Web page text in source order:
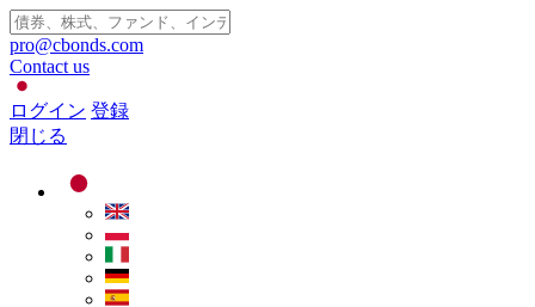
pro@cbonds.com
Contact us
ログイン 登録
閉じる